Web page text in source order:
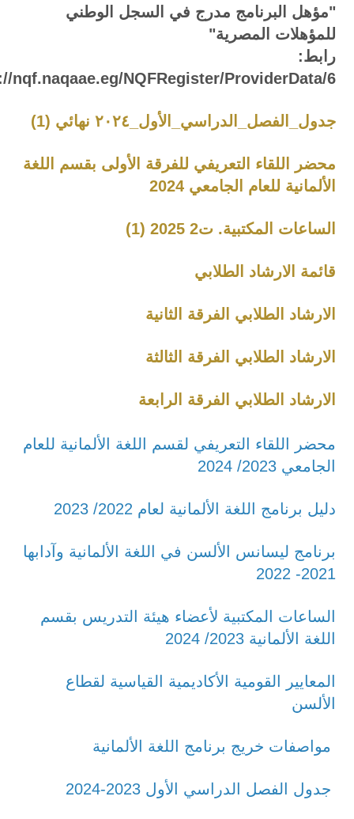
"مؤهل البرنامج مدرج في السجل الوطني
للمؤهلات المصرية"
رابط:
nqf.naqaae.eg/NQFRegister/ProviderData/6
جدول_الفصل_الدراسي_الأول_٢٠٢٤ نهائي (1)
محضر اللقاء التعريفي للفرقة الأولى بقسم اللغة
الألمانية للعام الجامعي 2024
الساعات المكتبية. ت2 2025 (1)
قائمة الارشاد الطلابي
الارشاد الطلابي الفرقة الثانية
الارشاد الطلابي الفرقة الثالثة
الارشاد الطلابي الفرقة الرابعة
محضر اللقاء التعريفي لقسم اللغة الألمانية للعام
الجامعي 2023/ 2024
دليل برنامج اللغة الألمانية لعام 2022/ 2023
برنامج ليسانس الألسن في اللغة الألمانية وآدابها
2021- 2022
الساعات المكتبية لأعضاء هيئة التدريس بقسم
اللغة الألمانية 2023/ 2024
المعايير القومية الأكاديمية القياسية لقطاع
الألسن
مواصفات خريج برنامج اللغة الألمانية
جدول الفصل الدراسي الأول 2023-2024